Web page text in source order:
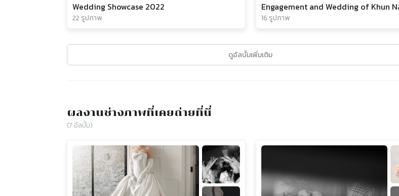
Wedding Showcase 2022
22 รูปภาพ 16 รูปภาพ
ดูอัลบั้มเพิ่มเติม
ผลงานช่างภาพที่เคยถ่ายที่นี่
(7 อัลบั้ม)